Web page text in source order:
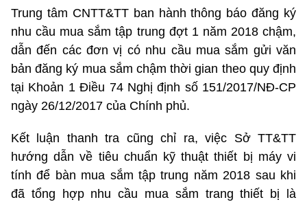
Trung tâm CNTT&TT ban hành thông báo đăng ký
nhu cầu mua sắm tập trung đợt 1 năm 2018 chậm,
dẫn đến các đơn vị có nhu cầu mua sắm gửi văn
bản đăng ký mua sắm chậm thời gian theo quy định
tại Khoản 1 Điều 74 Nghị định số 151/2017/NĐ-CP
ngày 26/12/2017 của Chính phủ.
Kết luận thanh tra cũng chỉ ra, việc Sở TT&TT
hướng dẫn về tiêu chuẩn kỹ thuật thiết bị máy vi
tính để bàn mua sắm tập trung năm 2018 sau khi
đã tổng hợp nhu cầu mua sắm trang thiết bị là